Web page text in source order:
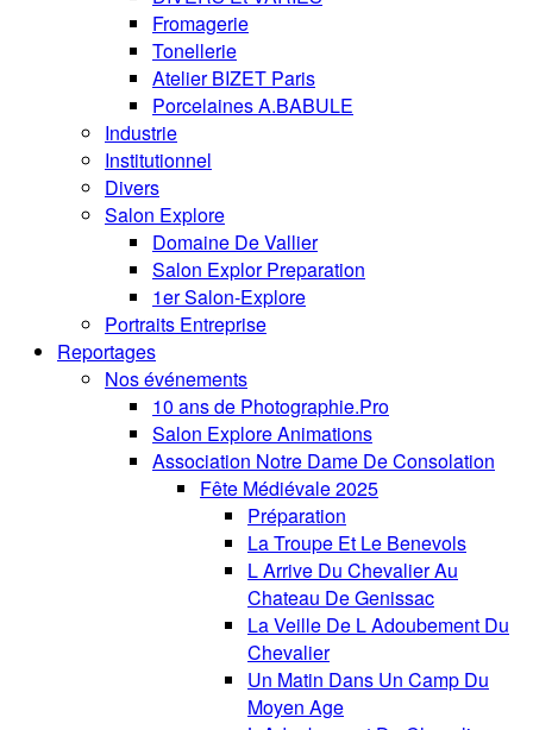
Fromagerie
Tonellerie
Atelier BIZET Paris
Porcelaines A.BABULE
Industrie
Institutionnel
Divers
Salon Explore
Domaine De Vallier
Salon Explor Preparation
1er Salon-Explore
Portraits Entreprise
Reportages
Nos événements
10 ans de Photographie.Pro
Salon Explore Animations
Association Notre Dame De Consolation
Fête Médiévale 2025
Préparation
La Troupe Et Le Benevols
L Arrive Du Chevalier Au
Chateau De Genissac
La Veille De L Adoubement Du
Chevalier
Un Matin Dans Un Camp Du
Moyen Age